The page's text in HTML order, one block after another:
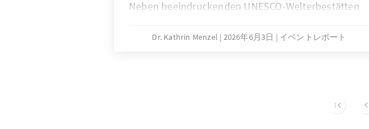
Neben beeindruckenden UNESCO-Welterbestätten
Kultur, Religion und die gesellschaftliche
Dr. Kathrin Menzel 2026年6月3日 イベントレポート